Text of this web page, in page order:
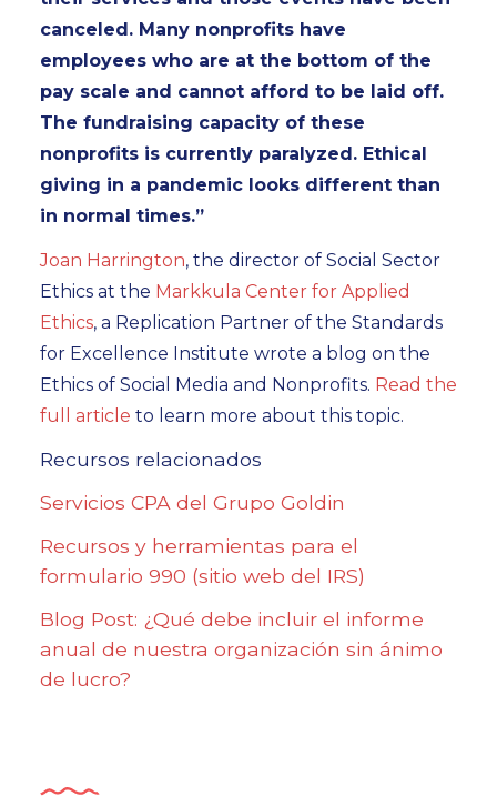
canceled. Many nonprofits have
employees who are at the bottom of the
pay scale and cannot afford to be laid off.
The fundraising capacity of these
nonprofits is currently paralyzed. Ethical
giving in a pandemic looks different than
in normal times.”
Joan Harrington, the director of Social Sector
Ethics at the Markkula Center for Applied
Ethics, a Replication Partner of the Standards
for Excellence Institute wrote a blog on the
Ethics of Social Media and Nonprofits. Read the
full article to learn more about this topic.
Recursos relacionados
Servicios CPA del Grupo Goldin
Recursos y herramientas para el
formulario 990 (sitio web del IRS)
Blog Post: ¿Qué debe incluir el informe
anual de nuestra organización sin ánimo
de lucro?